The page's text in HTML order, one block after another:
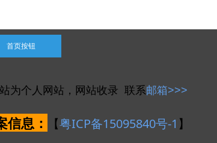
首页按钮
为个人网站，网站收录 联系邮箱>>>
信息： 【粤ICP备15095840号-1 】